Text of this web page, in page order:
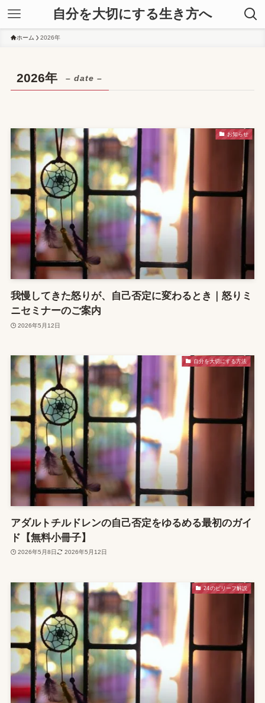
自分を大切にする生き方へ
ホーム 2026年
2026年 – date –
お知らせ
我慢してきた怒りが、自己否定に変わるとき｜怒りミ
ニセミナーのご案内
2026年5月12日
自分を大切にする方法
アダルトチルドレンの自己否定をゆるめる最初のガイ
ド【無料小冊子】
2026年5月8日 2026年5月12日
24のビリーフ解説